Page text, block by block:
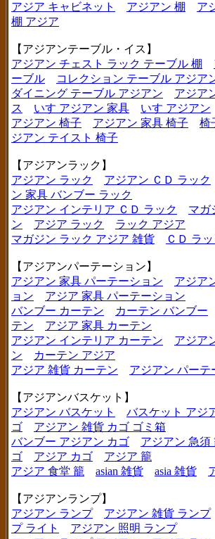
アジア キャビネット
アジアン 棚
ア
棚 アジア
【アジアンテーブル・イス】
アジアン チェスト ラック テーブル 棚
ーブル
コレクション テーブル アジア
ダイニング テーブル アジアン
アジア
ス
いす アジアン 家具
いす アジアン
アジアン 椅子
アジアン 家具 椅子 椅
ジアン テイスト 椅子
【アジアンラック】
アジアン ラック
アジアン ＣＤ ラック
ン 家具 バンブー ラック
アジアン インテリア ＣＤ ラック
マガ
ン
アジア ラック
ラック アジア
マガジン ラック アジア 雑貨
ＣＤ ラ
【アジアンパーテーション】
アジアン 家具 パーテーション
アジア
ョン
アジア 家具 パーテーション
バンブー カーテン
カーテン バンブー
テン
アジア 家具 カーテン
アジアン インテリア カーテン
アジア
ン
カーテン アジア
アジア 雑貨 カーテン
アジアン パーテ
【アジアンバスケット】
アジアン バスケット
バスケット アジ
ゴ
アジアン 雑貨 カゴ ゴミ箱
バンブー アジアン カゴ
アジアン 急須
ゴ
アジア カゴ
アジア 籠
アジア 食堂 籠
asian 雑貨 asia 雑貨
【アジアンランプ】
アジアン ランプ
アジアン 雑貨 ランプ
プ ライト
アジアン 照明 ランプ